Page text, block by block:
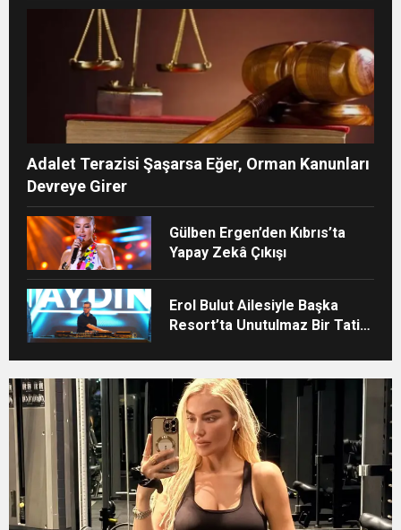
Adalet Terazisi Şaşarsa Eğer, Orman Kanunları
Devreye Girer
Gülben Ergen’den Kıbrıs’ta
Yapay Zekâ Çıkışı
Erol Bulut Ailesiyle Başka
Resort’ta Unutulmaz Bir Tatil